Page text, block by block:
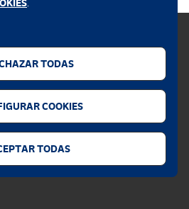
.
TODAS
COOKIES
TODAS